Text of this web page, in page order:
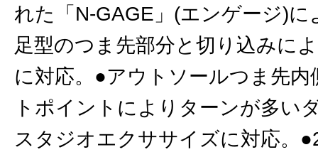
れた「N-GAGE」(エンゲージ)
足型のつま先部分と切り込みに
に対応。●アウトソールつま先
トポイントによりターンが多い
スタジオエクササイズに対応。